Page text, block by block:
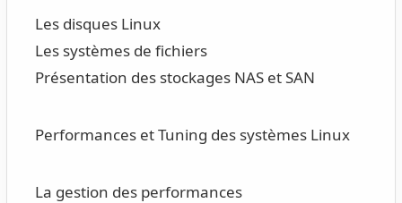
Les disques Linux
Les systèmes de fichiers
Présentation des stockages NAS et SAN
Performances et Tuning des systèmes Linux
La gestion des performances